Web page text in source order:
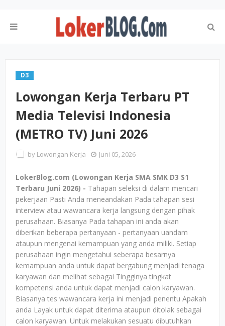
D3
Lowongan Kerja Terbaru PT
Media Televisi Indonesia
(METRO TV) Juni 2026
by Lowongan Kerja Juni 05, 2026
LokerBlog.com (Lowongan Kerja SMA SMK D3 S1
Terbaru Juni 2026) - Tahapan seleksi di dalam mencari
pekerjaan Pasti Anda meneandakan Pada tahapan sesi
interview atau wawancara kerja langsung dengan pihak
perusahaan. Biasanya Pada tahapan ini anda akan
diberikan beberapa pertanyaan - pertanyaan uandam
ataupun mengenai kemampuan yang anda miliki. Setiap
perusahaan ingin mengetahui seberapa besarnya
kemampuan anda untuk dapat bergabung menjadi tenaga
karyawan dan melihat sebagai Tingginya tingkat
kompetensi anda untuk dapat menjadi calon karyawan.
Biasanya tes wawancara kerja ini menjadi penentu Apakah
anda Layak untuk dapat diterima ataupun ditolak sebagai
calon karyawan. Untuk melakukan sesuatu dibutuhkan